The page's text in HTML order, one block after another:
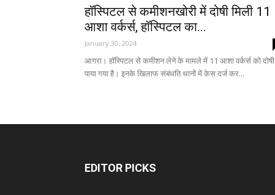
हॉस्पिटल से कमीशनखोरी में दोषी मिली 11
आशा वर्कर्स, हॉस्पिटल का...
January 30, 2024
आगरा। हॉस्पिटल से कमीशन लेने के मामले में 11 आशा वर्कर्स को दोषी
पाया गया है। इनके खिलाफ संबंधति थानों में केस दर्ज कर...
EDITOR PICKS